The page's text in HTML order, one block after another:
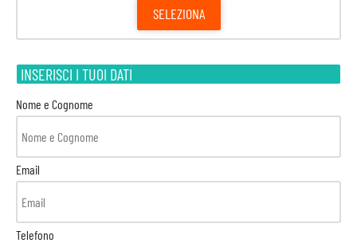
SELEZIONA
INSERISCI I TUOI DATI
Nome e Cognome
Email
Telefono